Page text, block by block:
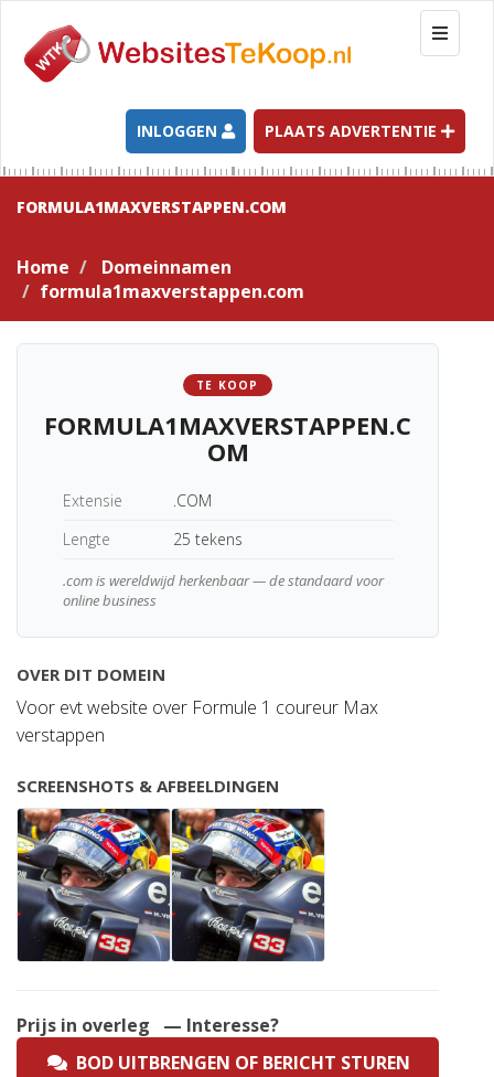
T
o
g
l
e
n
t
i
INLOGGEN PLAATS ADVERTENTIE
FORMULA1MAXVERSTAPPEN.COM
Home
Domeinnamen
formula1maxverstappen.com
TE KOOP
FORMULA1MAXVERSTAPPEN.C
OM
Extensie
.COM
Lengte
25 tekens
.com is wereldwijd herkenbaar — de standaard voor
online business
OVER DIT DOMEIN
Voor evt website over Formule 1 coureur Max
verstappen
SCREENSHOTS & AFBEELDINGEN
Prijs in overleg
— Interesse?
BOD UITBRENGEN OF BERICHT STUREN